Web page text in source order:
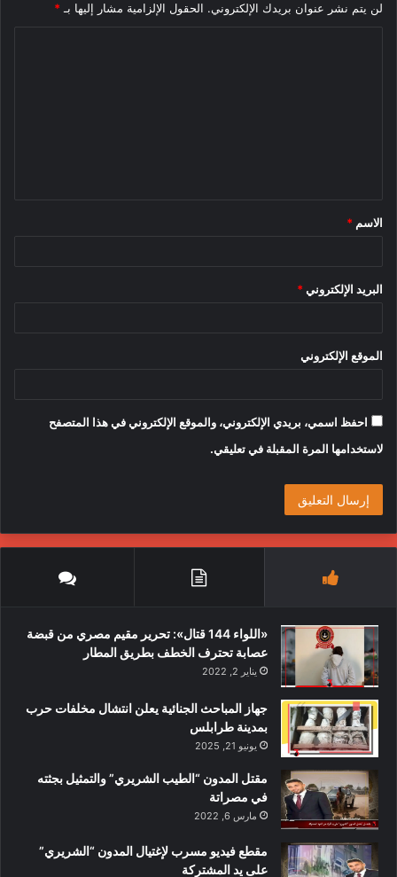
لن يتم نشر عنوان بريدك الإلكتروني. الحقول الإلزامية مشار إليها بـ *
*
الاسم *
البريد الإلكتروني *
الموقع الإلكتروني
احفظ اسمي، بريدي الإلكتروني، والموقع الإلكتروني في هذا المتصفح
لاستخدامها المرة المقبلة في تعليقي.
«اللواء 144 قتال»: تحرير مقيم مصري من قبضة
عصابة تحترف الخطف بطريق المطار
يناير 2, 2022
جهاز المباحث الجنائية يعلن انتشال مخلفات حرب
بمدينة طرابلس
يونيو 21, 2025
مقتل المدون “الطيب الشريري” والتمثيل بجثته
في مصراتة
مارس 6, 2022
مقطع فيديو مسرب لإغتيال المدون “الشريري”
على يد المشتركة